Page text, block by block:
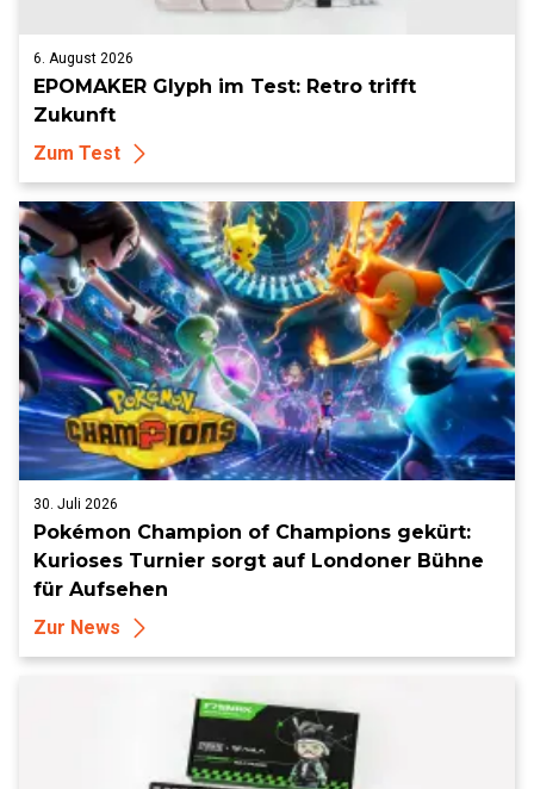
6. August 2026
EPOMAKER Glyph im Test: Retro trifft
Zukunft
Zum Test
30. Juli 2026
Pokémon Champion of Champions gekürt:
Kurioses Turnier sorgt auf Londoner Bühne
für Aufsehen
Zur News